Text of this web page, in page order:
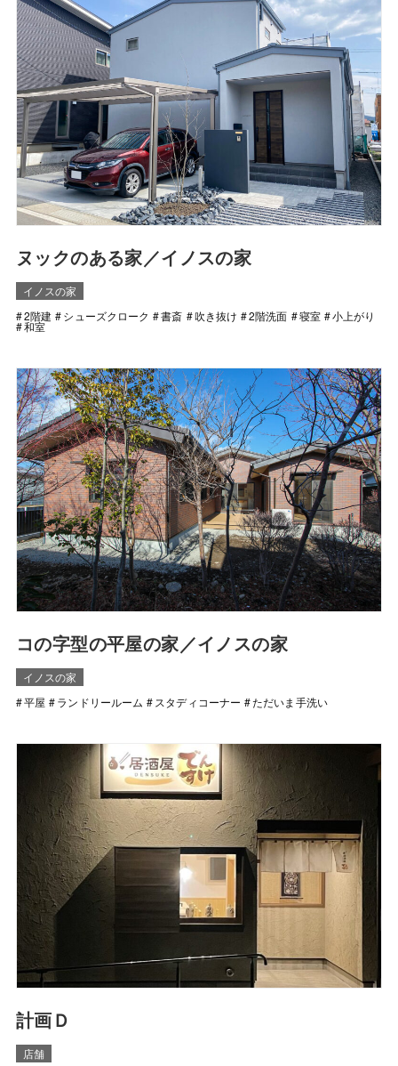
ヌックのある家／イノスの家
イノスの家
2階建
シューズクローク 書斎 吹き抜け 2階洗面 寝室 小上がり
和室
コの字型の平屋の家／イノスの家
イノスの家
平屋
ランドリールーム スタディコーナー ただいま手洗い
計画Ｄ
店舗